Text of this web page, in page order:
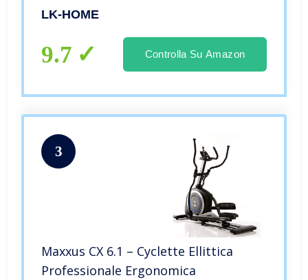
Livelli di Resistenza E Sensore di
LK-HOME
9.7 Controlla Su Amazon
3
Maxxus CX 6.1 – Cyclette Ellittica
Professionale Ergonomica